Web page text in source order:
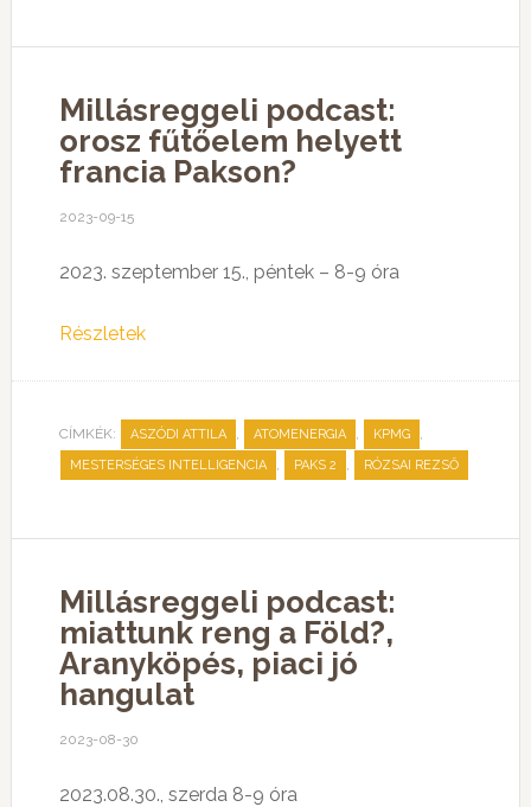
Millásreggeli podcast:
orosz fűtőelem helyett
francia Pakson?
2023-09-15
2023. szeptember 15., péntek – 8-9 óra
Részletek
CÍMKÉK: ASZÓDI ATTILA , ATOMENERGIA , KPMG ,
MESTERSÉGES INTELLIGENCIA , PAKS 2 , RÓZSAI REZSŐ
Millásreggeli podcast:
miattunk reng a Föld?,
Aranyköpés, piaci jó
hangulat
2023-08-30
2023.08.30., szerda 8-9 óra